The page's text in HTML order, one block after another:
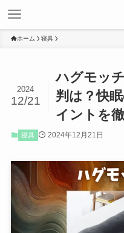
ホーム 寝具
ハグモッ
判は？快
イントを
2024
12/21
寝具 2024年12月21日